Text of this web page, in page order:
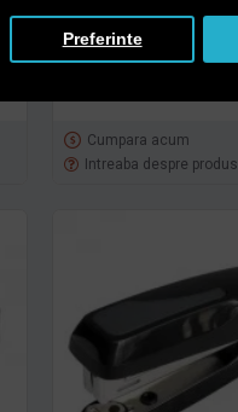
Preferinte
Cumpara acum
Intreaba despre produs